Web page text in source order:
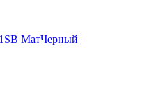
SB МатЧерный